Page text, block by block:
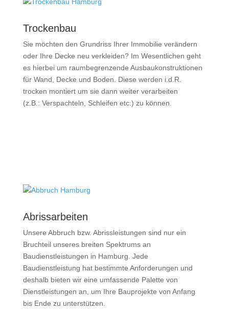
Trockenbau
Sie möchten den Grundriss Ihrer Immobilie verändern
oder Ihre Decke neu verkleiden? Im Wesentlichen geht
es hierbei um raumbegrenzende Ausbaukonstruktionen
für Wand, Decke und Boden. Diese werden i.d.R.
trocken montiert um sie dann weiter verarbeiten
(z.B.: Verspachteln, Schleifen etc.) zu können.
Abrissarbeiten
Unsere Abbruch bzw. Abrissleistungen sind nur ein
Bruchteil unseres breiten Spektrums an
Baudienstleistungen in Hamburg. Jede
Baudienstleistung hat bestimmte Anforderungen und
deshalb bieten wir eine umfassende Palette von
Dienstleistungen an, um Ihre Bauprojekte von Anfang
bis Ende zu unterstützen.